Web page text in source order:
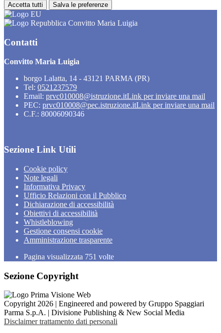
Accetta tutti Salva le preferenze
Convitto Maria Luigia
Contatti
Convitto Maria Luigia
borgo Lalatta, 14 - 43121 PARMA (PR)
Tel: 0521237579
Email: prvc010008@istruzione.itLink per inviare una mail
PEC: prvc010008@pec.istruzione.itLink per inviare una mail
C.F.: 80006090346
Sezione Link Utili
Cookie policy
Note legali
Informativa Privacy
Ufficio Relazioni con il Pubblico
Dichiarazione di accessibilità
Obiettivi di accessibilità
Whistleblowing
Gestione consensi cookie
Amministrazione trasparente
Pagina visualizzata 751 volte
Sezione Copyright
Copyright 2026 | Engineered and powered by Gruppo Spaggiari
Parma S.p.A. | Divisione Publishing & New Social Media
Disclaimer trattamento dati personali